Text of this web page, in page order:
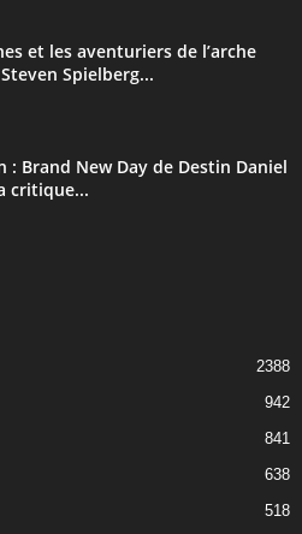
et les aventuriers de l’arche
Spielberg...
: Brand New Day de Destin Daniel
critique...
2388
942
841
638
518